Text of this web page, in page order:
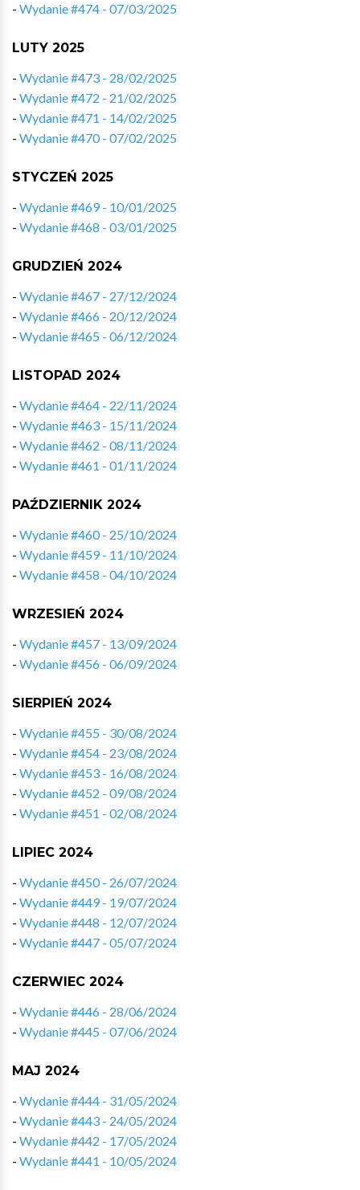
- Wydanie #474 - 07/03/2025
LUTY 2025
- Wydanie #473 - 28/02/2025
- Wydanie #472 - 21/02/2025
- Wydanie #471 - 14/02/2025
- Wydanie #470 - 07/02/2025
STYCZEŃ 2025
- Wydanie #469 - 10/01/2025
- Wydanie #468 - 03/01/2025
GRUDZIEŃ 2024
- Wydanie #467 - 27/12/2024
- Wydanie #466 - 20/12/2024
- Wydanie #465 - 06/12/2024
LISTOPAD 2024
- Wydanie #464 - 22/11/2024
- Wydanie #463 - 15/11/2024
- Wydanie #462 - 08/11/2024
- Wydanie #461 - 01/11/2024
PAŹDZIERNIK 2024
- Wydanie #460 - 25/10/2024
- Wydanie #459 - 11/10/2024
- Wydanie #458 - 04/10/2024
WRZESIEŃ 2024
- Wydanie #457 - 13/09/2024
- Wydanie #456 - 06/09/2024
SIERPIEŃ 2024
- Wydanie #455 - 30/08/2024
- Wydanie #454 - 23/08/2024
- Wydanie #453 - 16/08/2024
- Wydanie #452 - 09/08/2024
- Wydanie #451 - 02/08/2024
LIPIEC 2024
- Wydanie #450 - 26/07/2024
- Wydanie #449 - 19/07/2024
- Wydanie #448 - 12/07/2024
- Wydanie #447 - 05/07/2024
CZERWIEC 2024
- Wydanie #446 - 28/06/2024
- Wydanie #445 - 07/06/2024
MAJ 2024
- Wydanie #444 - 31/05/2024
- Wydanie #443 - 24/05/2024
- Wydanie #442 - 17/05/2024
- Wydanie #441 - 10/05/2024